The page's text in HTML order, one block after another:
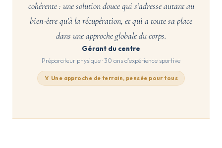
cohérente : une solution douce qui s’adresse autant au
bien-être qu’à la récupération, et qui a toute sa place
dans une approche globale du corps.
Gérant du centre
Préparateur physique · 30 ans d’expérience sportive
🏅 Une approche de terrain, pensée pour tous